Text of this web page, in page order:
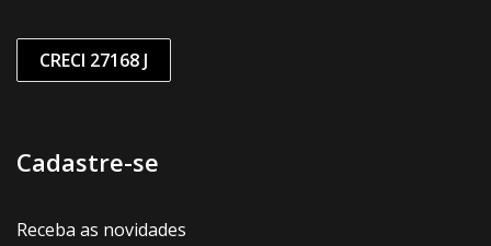
CRECI 27168 J
Cadastre-se
Receba as novidades